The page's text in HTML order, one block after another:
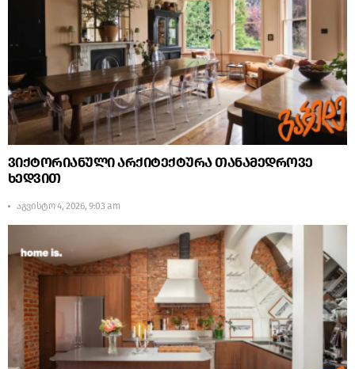
ვიქტორიანული არქიტექტურა თანამედროვე
ხედვით
აგვისტო 4, 2026, 9:03 am